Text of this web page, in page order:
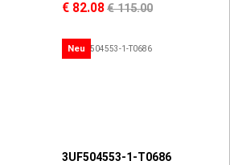
€ 82.08€ 115.00
Neu
3UF504553-1-T0686